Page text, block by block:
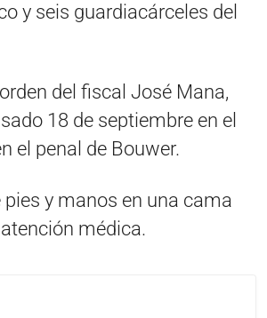
y seis guardiacárceles del
del fiscal José Mana,
18 de septiembre en el
el penal de Bouwer.
y manos en una cama
médica.